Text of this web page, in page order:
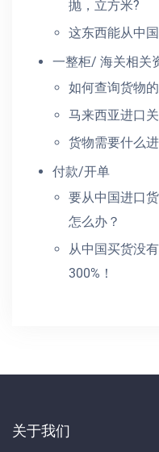
抛，立方米?
这东西能从中
一整柜/ 海关相关
如何查询货物
马来西亚进口
货物需要什么
付款/开单
要从中国进口
怎么办？
从中国买货没
300%！
关于我们